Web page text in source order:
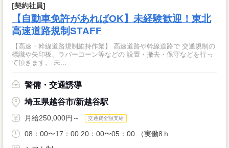
[契約社員]
【自動車免許があればOK】未経験歓迎！東北
高速道路規制STAFF
【高速・幹線道路規制維持作業】 高速道路や幹線道路で 交通規制の
標識や矢印板、ラバーコーン等などの 設置・撤去・保守などを行っ
て頂きます。 未...
警備・交通誘導
埼玉県越谷市/新越谷駅
月給250,000円～ 交通費全額支給
08：00〜17：00 20：00〜05：00 （実働8ｈ...